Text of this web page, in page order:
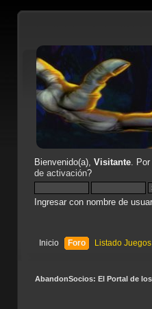
Bienvenido(a), Visitante. Por
de activación?
Ingresar con nombre de
Inicio Foro Listado Juegos
AbandonSocios: El Portal de